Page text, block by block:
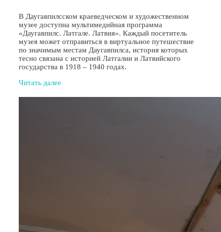
В Даугавпилсском краеведческом и художественном
музее доступна мультимедийная программа
«Даугавпилс. Латгале. Латвия». Каждый посетитель
музея может отправиться в виртуальное путешествие
по значимым местам Даугавпилса, история которых
тесно связана с историей Латгалии и Латвийского
государства в 1918 – 1940 годах.
Читать далее